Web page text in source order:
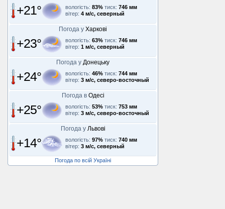
+21° вологість: 83% тиск: 746 мм
вітер: 4 м/с, северный
Погода у Харкові
+23° вологість: 63% тиск: 746 мм
вітер: 1 м/с, северный
Погода у Донецьку
+24° вологість: 46% тиск: 744 мм
вітер: 3 м/с, северо-восточный
Погода в Одесі
+25° вологість: 53% тиск: 753 мм
вітер: 3 м/с, северо-восточный
Погода у Львові
+14° вологість: 97% тиск: 740 мм
вітер: 3 м/с, северный
Погода по всій Україні